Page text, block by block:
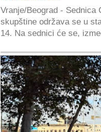
Vranje/Beograd - Sednica
skupštine održava se u
14. Na sednici će se,